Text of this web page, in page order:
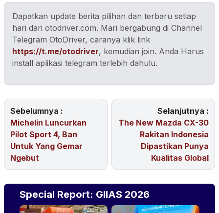
Dapatkan update berita pilihan dan terbaru setiap
hari dari otodriver.com. Mari bergabung di Channel
Telegram OtoDriver, caranya klik link
https://t.me/otodriver, kemudian join. Anda Harus
install aplikasi telegram terlebih dahulu.
Sebelumnya :
Michelin Luncurkan
Pilot Sport 4, Ban
Untuk Yang Gemar
Ngebut
Selanjutnya :
The New Mazda CX-30
Rakitan Indonesia
Dipastikan Punya
Kualitas Global
Special Report: GIIAS 2026